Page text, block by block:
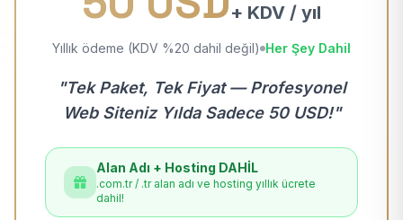
+ KDV / yıl
Yıllık ödeme (KDV %20 dahil değil) Her Şey Dahil
"Tek Paket, Tek Fiyat — Profesyonel
Web Siteniz Yılda Sadece 50 USD!"
Alan Adı + Hosting DAHİL
.com.tr / .tr alan adı ve hosting yıllık ücrete
dahil!